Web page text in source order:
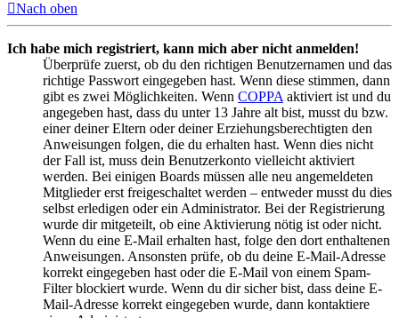
Nach oben
Ich habe mich registriert, kann mich aber nicht anmelden!
Überprüfe zuerst, ob du den richtigen Benutzernamen und das
richtige Passwort eingegeben hast. Wenn diese stimmen, dann
gibt es zwei Möglichkeiten. Wenn COPPA aktiviert ist und du
angegeben hast, dass du unter 13 Jahre alt bist, musst du bzw.
einer deiner Eltern oder deiner Erziehungsberechtigten den
Anweisungen folgen, die du erhalten hast. Wenn dies nicht
der Fall ist, muss dein Benutzerkonto vielleicht aktiviert
werden. Bei einigen Boards müssen alle neu angemeldeten
Mitglieder erst freigeschaltet werden – entweder musst du dies
selbst erledigen oder ein Administrator. Bei der Registrierung
wurde dir mitgeteilt, ob eine Aktivierung nötig ist oder nicht.
Wenn du eine E-Mail erhalten hast, folge den dort enthaltenen
Anweisungen. Ansonsten prüfe, ob du deine E-Mail-Adresse
korrekt eingegeben hast oder die E-Mail von einem Spam-
Filter blockiert wurde. Wenn du dir sicher bist, dass deine E-
Mail-Adresse korrekt eingegeben wurde, dann kontaktiere